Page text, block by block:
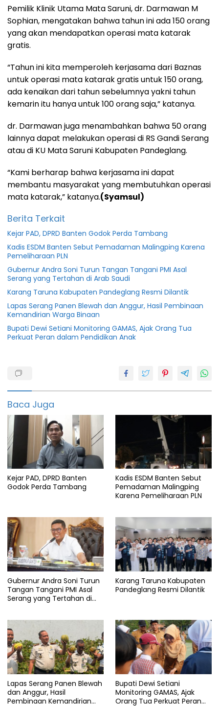
Pemilik Klinik Utama Mata Saruni, dr. Darmawan M
Sophian, mengatakan bahwa tahun ini ada 150 orang
yang akan mendapatkan operasi mata katarak
gratis.
“Tahun ini kita memperoleh kerjasama dari Baznas
untuk operasi mata katarak gratis untuk 150 orang,
ada kenaikan dari tahun sebelumnya yakni tahun
kemarin itu hanya untuk 100 orang saja,” katanya.
dr. Darmawan juga menambahkan bahwa 50 orang
lainnya dapat melakukan operasi di RS Gandi Serang
atau di KU Mata Saruni Kabupaten Pandeglang.
“Kami berharap bahwa kerjasama ini dapat
membantu masyarakat yang membutuhkan operasi
mata katarak,” katanya.(Syamsul)
Berita Terkait
Kejar PAD, DPRD Banten Godok Perda Tambang
Kadis ESDM Banten Sebut Pemadaman Malingping Karena
Pemeliharaan PLN
Gubernur Andra Soni Turun Tangan Tangani PMI Asal
Serang yang Tertahan di Arab Saudi
Karang Taruna Kabupaten Pandeglang Resmi Dilantik
Lapas Serang Panen Blewah dan Anggur, Hasil Pembinaan
Kemandirian Warga Binaan
Bupati Dewi Setiani Monitoring GAMAS, Ajak Orang Tua
Perkuat Peran dalam Pendidikan Anak
banten
mall of
Pandeglang
saruni
serang
utama
mata
Baca Juga
Kejar PAD, DPRD Banten
Godok Perda Tambang
Kadis ESDM Banten Sebut
Pemadaman Malingping
Karena Pemeliharaan PLN
Gubernur Andra Soni Turun
Tangan Tangani PMI Asal
Serang yang Tertahan di
Karang Taruna Kabupaten
Pandeglang Resmi Dilantik
Lapas Serang Panen Blewah
dan Anggur, Hasil
Pembinaan Kemandirian
Bupati Dewi Setiani
Monitoring GAMAS, Ajak
Orang Tua Perkuat Peran